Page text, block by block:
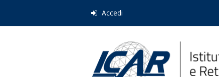
Accedi